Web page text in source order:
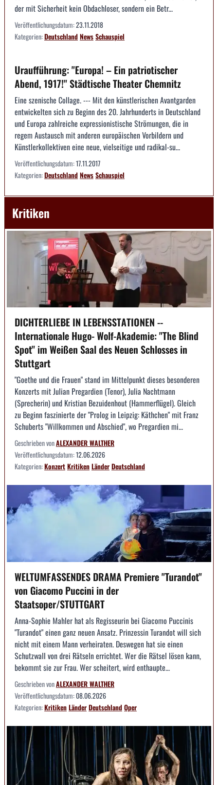
der mit Sicherheit kein Obdachloser, sondern ein Betr...
Veröffentlichungsdatum:23.11.2018
Kategorien:DeutschlandNewsSchauspiel
Uraufführung: "Europa! – Ein patriotischer
Abend, 1917!" Städtische Theater Chemnitz
Eine szenische Collage. --- Mit den künstlerischen Avantgarden
entwickelten sich zu Beginn des 20. Jahrhunderts in Deutschland
und Europa zahlreiche expressionistische Strömungen, die in
regem Austausch mit anderen europäischen Vorbildern und
Künstlerkollektiven eine neue, vielseitige und radikal-su...
Veröffentlichungsdatum:17.11.2017
Kategorien:DeutschlandNewsSchauspiel
Kritiken
DICHTERLIEBE IN LEBENSSTATIONEN --
Internationale Hugo- Wolf-Akademie: "The Blind
Spot" im Weißen Saal des Neuen Schlosses in
Stuttgart
"Goethe und die Frauen" stand im Mittelpunkt dieses besonderen
Konzerts mit Julian Pregardien (Tenor), Julia Nachtmann
(Sprecherin) und Kristian Bezuidenhout (Hammerflügel). Gleich
zu Beginn faszinierte der "Prolog in Leipzig: Käthchen" mit Franz
Schuberts "Willkommen und Abschied", wo Pregardien mi...
Geschrieben vonALEXANDER WALTHER
Veröffentlichungsdatum:12.06.2026
Kategorien:KonzertKritikenLänderDeutschland
WELTUMFASSENDES DRAMA Premiere "Turandot"
von Giacomo Puccini in der
Staatsoper/STUTTGART
Anna-Sophie Mahler hat als Regisseurin bei Giacomo Puccinis
"Turandot" einen ganz neuen Ansatz. Prinzessin Turandot will sich
nicht mit einem Mann verheiraten. Deswegen hat sie einen
Schutzwall von drei Rätseln errichtet. Wer die Rätsel lösen kann,
bekommt sie zur Frau. Wer scheitert, wird enthaupte...
Geschrieben vonALEXANDER WALTHER
Veröffentlichungsdatum:08.06.2026
Kategorien:KritikenLänderDeutschlandOper